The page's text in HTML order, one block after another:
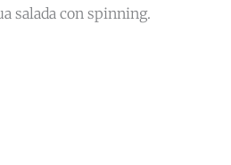
salada con spinning.